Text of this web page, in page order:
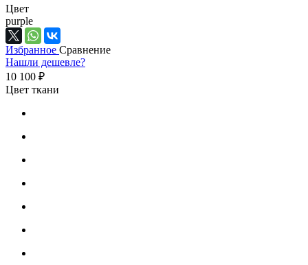
Цвет
purple
Избранное Сравнение
Нашли дешевле?
10 100 ₽
Цвет ткани